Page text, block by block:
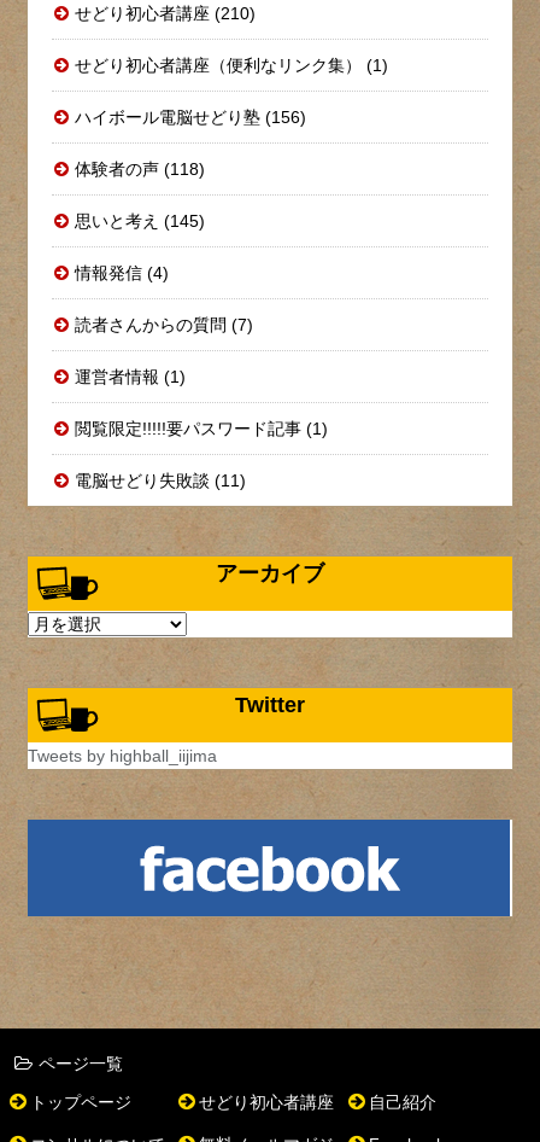
せどり初心者講座 (210)
せどり初心者講座（便利なリンク集） (1)
ハイボール電脳せどり塾 (156)
体験者の声 (118)
思いと考え (145)
情報発信 (4)
読者さんからの質問 (7)
運営者情報 (1)
閲覧限定!!!!!要パスワード記事 (1)
電脳せどり失敗談 (11)
アーカイブ
ア
ー
イ
ブ
Twitter
Tweets by highball_iijima
ページ一覧
トップページ
せどり初心者講座 自己紹介